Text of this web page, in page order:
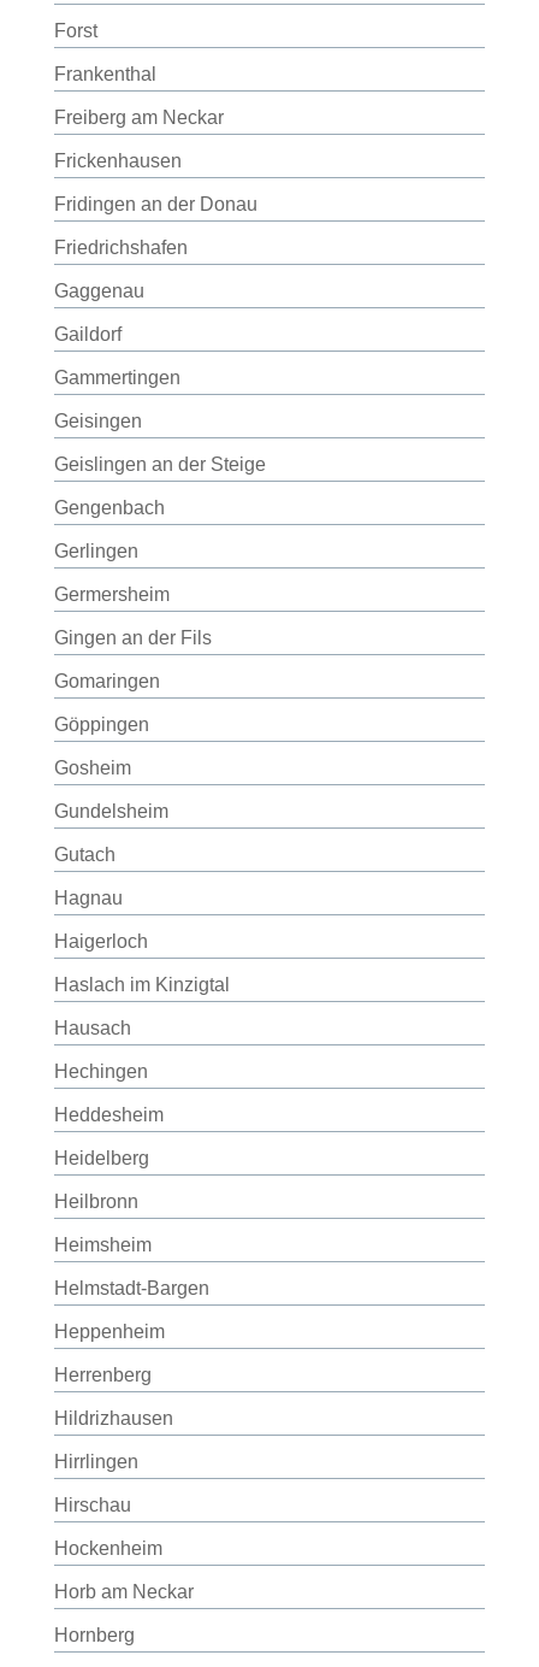
Forst
Frankenthal
Freiberg am Neckar
Frickenhausen
Fridingen an der Donau
Friedrichshafen
Gaggenau
Gaildorf
Gammertingen
Geisingen
Geislingen an der Steige
Gengenbach
Gerlingen
Germersheim
Gingen an der Fils
Gomaringen
Göppingen
Gosheim
Gundelsheim
Gutach
Hagnau
Haigerloch
Haslach im Kinzigtal
Hausach
Hechingen
Heddesheim
Heidelberg
Heilbronn
Heimsheim
Helmstadt-Bargen
Heppenheim
Herrenberg
Hildrizhausen
Hirrlingen
Hirschau
Hockenheim
Horb am Neckar
Hornberg